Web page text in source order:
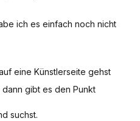
ich es einfach noch nicht
eine Künstlerseite gehst
gibt es den Punkt
suchst.